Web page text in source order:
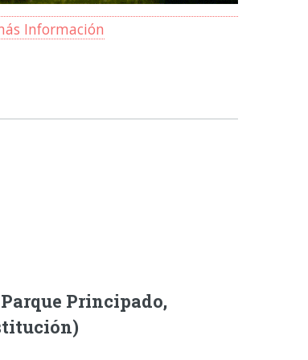
Información
Principado,